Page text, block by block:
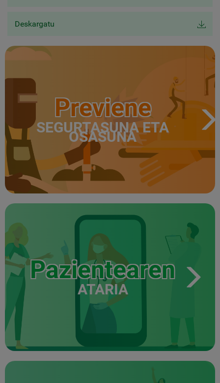
Deskargatu
Previene
SEGURTASUNA ETA
OSASUNA
Pazientearen
ATARIA